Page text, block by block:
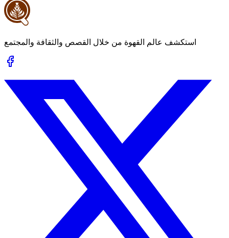
استكشف عالم القهوة من خلال القصص والثقافة والمجتمع